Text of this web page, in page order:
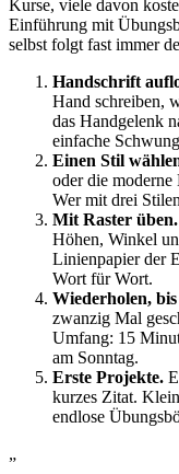
Kurse, viele davon
Einführung mit
selbst folgt fast immer
Handschrift
Hand schreiben,
das Handgelenk
einfache
Einen Stil
oder die
Wer mit drei
Mit Raster üben.
Höhen, Winkel
Linienpapier der
Wort für Wort.
Wiederholen, bis
zwanzig Mal
Umfang: 15
am Sonntag.
Erste Projekte.
kurzes Zitat.
endlose
„